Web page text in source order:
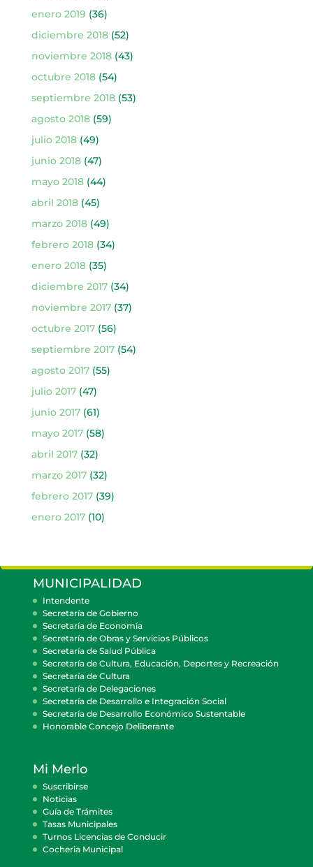
enero 2019 (36)
diciembre 2018(52)
noviembre 2018(43)
octubre 2018(54)
septiembre 2018(53)
agosto 2018(59)
julio 2018(49)
junio 2018(47)
mayo 2018(44)
abril 2018(45)
marzo 2018(49)
febrero 2018(34)
enero 2018(35)
diciembre 2017(34)
noviembre 2017(37)
octubre 2017(56)
septiembre 2017(54)
agosto 2017(55)
julio 2017(47)
junio 2017(61)
mayo 2017(58)
abril 2017(32)
marzo 2017(32)
febrero 2017(39)
enero 2017(10)
MUNICIPALIDAD
Intendente
Secretaría de Gobierno
Secretaría de Economía
Secretaría de Obras y Servicios Públicos
Secretaría de Salud Pública
Secretaría de Cultura, Educación, Deportes y Recreación
Secretaría de Cultura
Secretaría de Delegaciones
Secretaría de Desarrollo e Integración Social
Secretaría de Desarrollo Económico Sustentable
Honorable Concejo Deliberante
Mi Merlo
Suscribirse
Noticias
Guía de Trámites
Tasas Municipales
Turnos Licencias de Conducir
Cocheria Municipal